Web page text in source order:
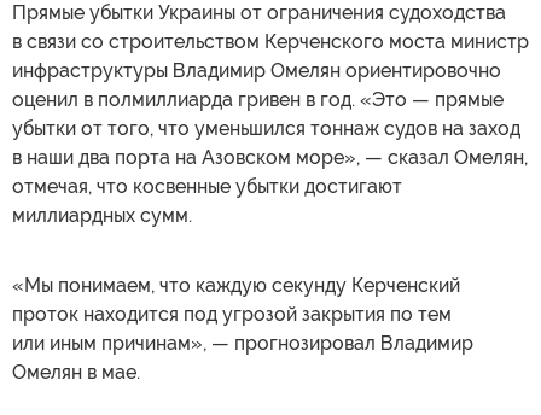
Прямые убытки Украины от ограничения судоходства
в связи со строительством Керченского моста министр
инфраструктуры Владимир Омелян ориентировочно
оценил в полмиллиарда гривен в год. «Это — прямые
убытки от того, что уменьшился тоннаж судов на заход
в наши два порта на Азовском море», — сказал Омелян,
отмечая, что косвенные убытки достигают
миллиардных сумм.
«Мы понимаем, что каждую секунду Керченский
проток находится под угрозой закрытия по тем
или иным причинам», — прогнозировал Владимир
Омелян в мае.